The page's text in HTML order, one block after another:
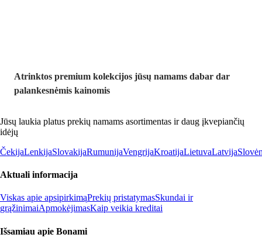
Atrinktos premium kolekcijos jūsų namams dabar dar
palankesnėmis kainomis
Jūsų laukia platus prekių namams asortimentas ir daug įkvepiančių
idėjų
ČekijaLenkijaSlovakijaRumunijaVengrijaKroatijaLietuvaLatvija
Aktuali informacija
Viskas apie apsipirkimąPrekių pristatymasSkundai ir
grąžinimaiApmokėjimasKaip veikia kreditai
Išsamiau apie Bonami